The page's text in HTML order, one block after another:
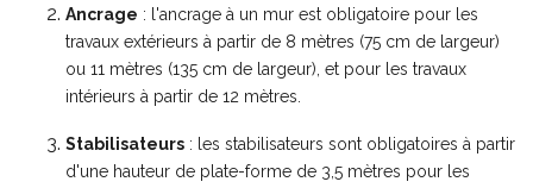
Ancrage : l'ancrage à un mur est obligatoire pour les
travaux extérieurs à partir de 8 mètres (75 cm de largeur)
ou 11 mètres (135 cm de largeur), et pour les travaux
intérieurs à partir de 12 mètres.
Stabilisateurs : les stabilisateurs sont obligatoires à partir
d'une hauteur de plate-forme de 3,5 mètres pour les